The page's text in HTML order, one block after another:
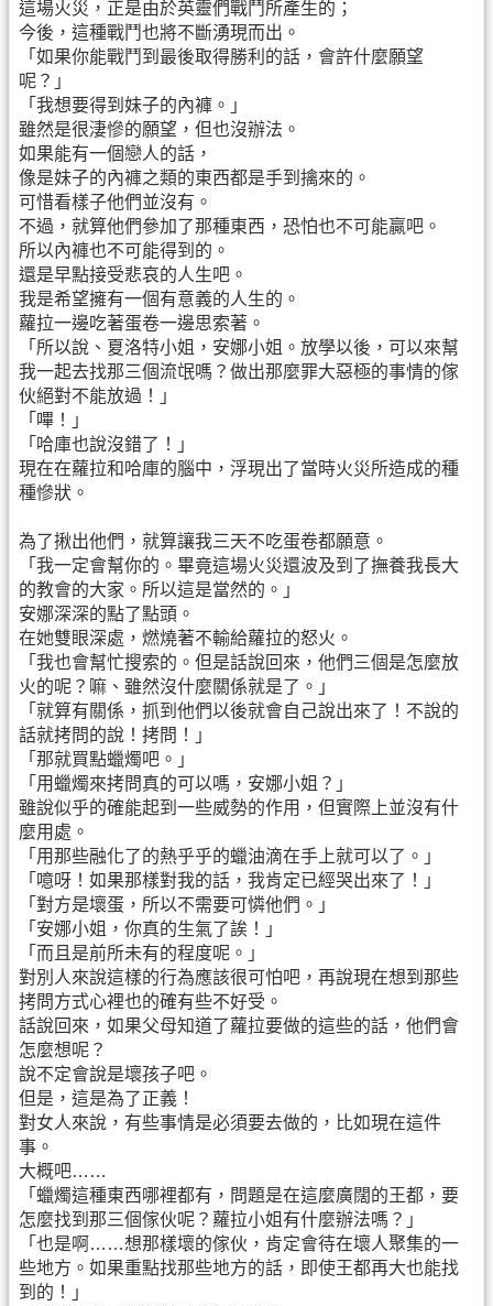
這場火災，正是由於英靈們戰鬥所產生的；
今後，這種戰鬥也將不斷湧現而出。
「如果你能戰鬥到最後取得勝利的話，會許什麼願望
呢？」
「我想要得到妹子的內褲。」
雖然是很淒慘的願望，但也沒辦法。
如果能有一個戀人的話，
像是妹子的內褲之類的東西都是手到擒來的。
可惜看樣子他們並沒有。
不過，就算他們參加了那種東西，恐怕也不可能贏吧。
所以內褲也不可能得到的。
還是早點接受悲哀的人生吧。
我是希望擁有一個有意義的人生的。
蘿拉一邊吃著蛋卷一邊思索著。
「所以說、夏洛特小姐，安娜小姐。放學以後，可以來幫
我一起去找那三個流氓嗎？做出那麼罪大惡極的事情的傢
伙絕對不能放過！」
「嗶！」
「哈庫也說沒錯了！」
現在在蘿拉和哈庫的腦中，浮現出了當時火災所造成的種
種慘狀。
為了揪出他們，就算讓我三天不吃蛋卷都願意。
「我一定會幫你的。畢竟這場火災還波及到了撫養我長大
的教會的大家。所以這是當然的。」
安娜深深的點了點頭。
在她雙眼深處，燃燒著不輸給蘿拉的怒火。
「我也會幫忙搜索的。但是話說回來，他們三個是怎麼放
火的呢？嘛、雖然沒什麼關係就是了。」
「就算有關係，抓到他們以後就會自己說出來了！不說的
話就拷問的說！拷問！」
「那就買點蠟燭吧。」
「用蠟燭來拷問真的可以嗎，安娜小姐？」
雖說似乎的確能起到一些威勢的作用，但實際上並沒有什
麼用處。
「用那些融化了的熱乎乎的蠟油滴在手上就可以了。」
「噫呀！如果那樣對我的話，我肯定已經哭出來了！」
「對方是壞蛋，所以不需要可憐他們。」
「安娜小姐，你真的生氣了誒！」
「而且是前所未有的程度呢。」
對別人來說這樣的行為應該很可怕吧，再說現在想到那些
拷問方式心裡也的確有些不好受。
話說回來，如果父母知道了蘿拉要做的這些的話，他們會
怎麼想呢？
說不定會說是壞孩子吧。
但是，這是為了正義！
對女人來說，有些事情是必須要去做的，比如現在這件
事。
大概吧……
「蠟燭這種東西哪裡都有，問題是在這麼廣闊的王都，要
怎麼找到那三個傢伙呢？蘿拉小姐有什麼辦法嗎？」
「也是啊……想那樣壞的傢伙，肯定會待在壞人聚集的一
些地方。如果重點找那些地方的話，即使王都再大也能找
到的！」